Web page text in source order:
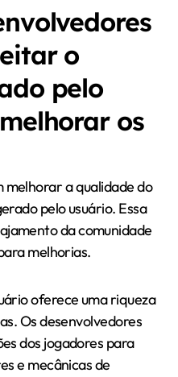
o
pelo
os
melhorar a qualidade do
pelo usuário. Essa
da comunidade
melhorias.
oferece uma riqueza
Os desenvolvedores
dos jogadores para
e mecânicas de